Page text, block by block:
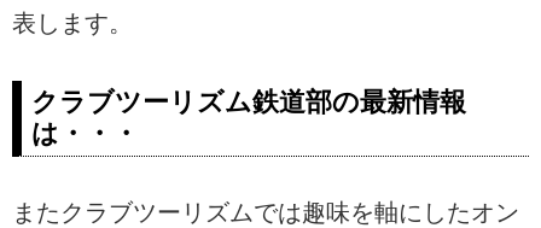
表します。
クラブツーリズム鉄道部の最新情報
は・・・
またクラブツーリズムでは趣味を軸にしたオン